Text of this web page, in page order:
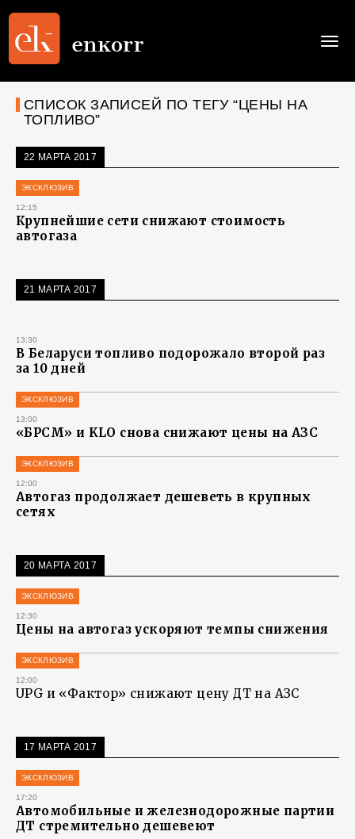
СПИСОК ЗАПИСЕЙ ПО ТЕГУ “ЦЕНЫ НА
ТОПЛИВО”
22 МАРТА 2017
ЭКСКЛЮЗИВ
12:15
Крупнейшие сети снижают стоимость
автогаза
21 МАРТА 2017
13:30
В Беларуси топливо подорожало второй раз
за 10 дней
ЭКСКЛЮЗИВ
13:00
«БРСМ» и KLO снова снижают цены на АЗС
ЭКСКЛЮЗИВ
12:00
Автогаз продолжает дешеветь в крупных
сетях
20 МАРТА 2017
ЭКСКЛЮЗИВ
12:30
Цены на автогаз ускоряют темпы снижения
ЭКСКЛЮЗИВ
12:00
UPG и «Фактор» снижают цену ДТ на АЗС
17 МАРТА 2017
ЭКСКЛЮЗИВ
17:20
Автомобильные и железнодорожные партии
ДТ стремительно дешевеют